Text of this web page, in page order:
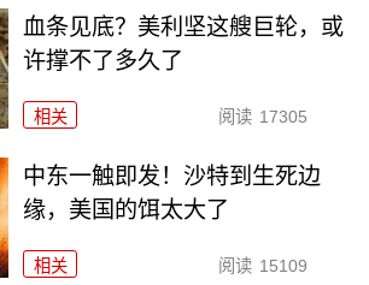
血条见底？美利坚这艘巨轮，或
许撑不了多久了
相关 阅读 17305
中东一触即发！沙特到生死边
缘，美国的饵太大了
相关 阅读 15109